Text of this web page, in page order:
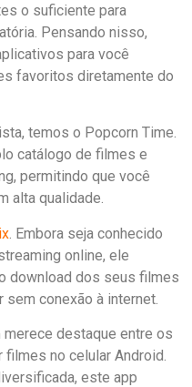
o suficiente para
Pensando nisso,
para você
favoritos diretamente do
temos o Popcorn Time.
catálogo de filmes e
permitindo que você
alta qualidade.
. Embora seja conhecido
online, ele
download dos seus filmes
conexão à internet.
destaque entre os
no celular Android.
este app